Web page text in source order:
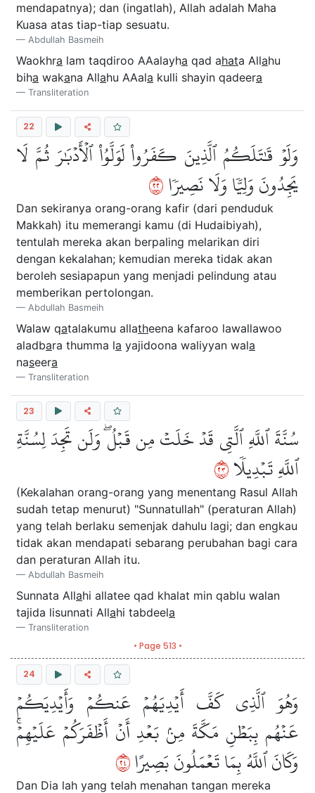
mendapatnya); dan (ingatlah), Allah adalah Maha
Kuasa atas tiap-tiap sesuatu.
Abdullah Basmeih
Waokhra lam taqdiroo AAalayha qad ahata Allahu
biha wakana Allahu AAala kulli shayin qadeera
Transliteration
22
وَلَوۡ قَٰتَلَكُمُ ٱلَّذِينَ كَفَرُواْ لَوَلَّوُاْ ٱلۡأَدۡبَٰرَ ثُمَّ لَا
يَجِدُونَ وَلِيّٗا وَلَا نَصِيرٗا٢٢
Dan sekiranya orang-orang kafir (dari penduduk
Makkah) itu memerangi kamu (di Hudaibiyah),
tentulah mereka akan berpaling melarikan diri
dengan kekalahan; kemudian mereka tidak akan
beroleh sesiapapun yang menjadi pelindung atau
memberikan pertolongan.
Abdullah Basmeih
Walaw qatalakumu allatheena kafaroo lawallawoo
aladbara thumma la yajidoona waliyyan wala
naseera
Transliteration
23
سُنَّةَ ٱللَّهِ ٱلَّتِي قَدۡ خَلَتۡ مِن قَبۡلُۖ وَلَن تَجِدَ لِسُنَّةِ
ٱللَّهِ تَبۡدِيلٗا٣٢
(Kekalahan orang-orang yang menentang Rasul Allah
sudah tetap menurut) "Sunnatullah" (peraturan Allah)
yang telah berlaku semenjak dahulu lagi; dan engkau
tidak akan mendapati sebarang perubahan bagi cara
dan peraturan Allah itu.
Abdullah Basmeih
Sunnata Allahi allatee qad khalat min qablu walan
tajida lisunnati Allahi tabdeela
Transliteration
• Page 513 •
24
وَهُوَ ٱلَّذِي كَفَّ أَيۡدِيَهُمۡ عَنكُمۡ وَأَيۡدِيَكُمۡ
عَنۡهُم بِبَطۡنِ مَكَّةَ مِنۢ بَعۡدِ أَنۡ أَظۡفَرَكُمۡ عَلَيۡهِمۡۚ
وَكَانَ ٱللَّهُ بِمَا تَعۡمَلُونَ بَصِيرًا٤٢
Dan Dia lah yang telah menahan tangan mereka